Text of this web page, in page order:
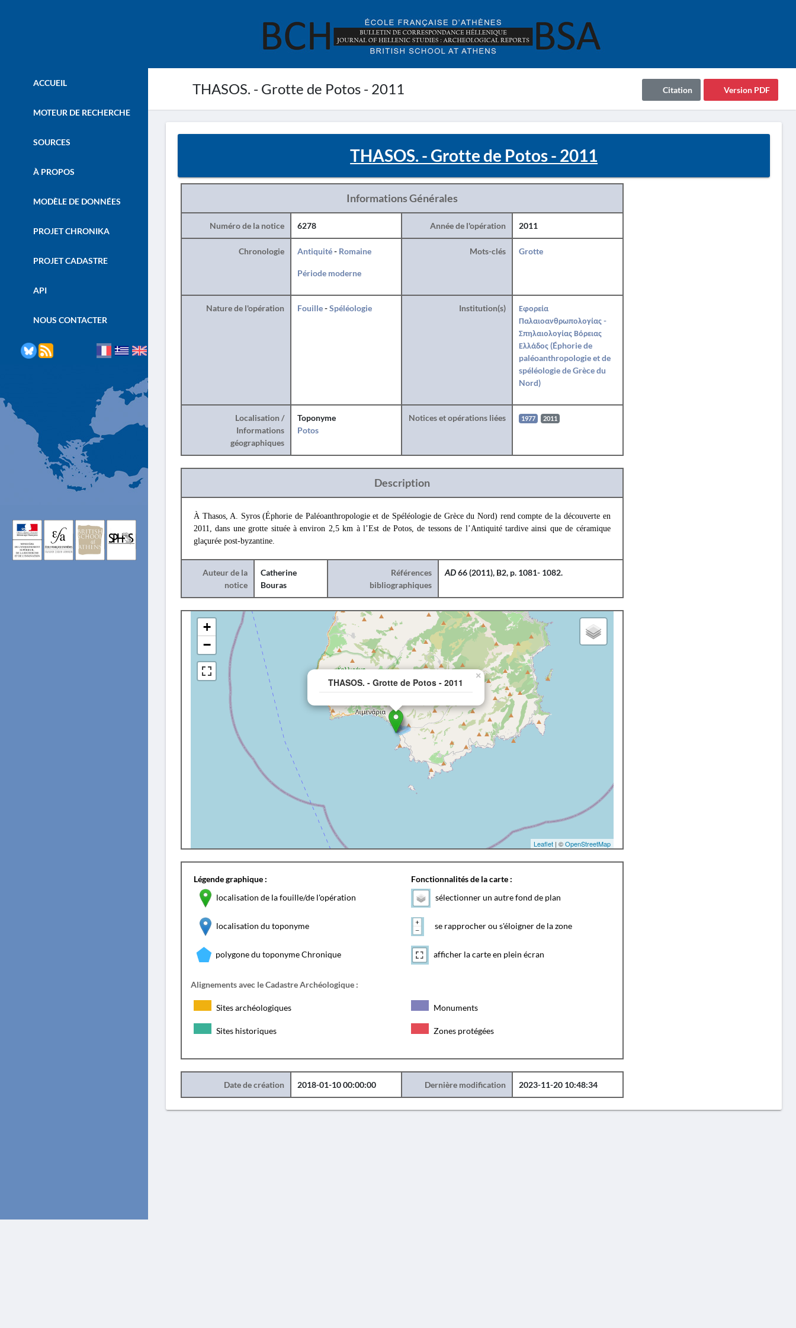
THASOS. - Grotte de Potos - 2011 Version PDF
Citation
ACCUEIL
MOTEUR DE RECHERCHE
SOURCES
À PROPOS
MODÈLE DE DONNÉES
PROJET CHRONIKA
PROJET CADASTRE
API
NOUS CONTACTER
THASOS. - Grotte de Potos - 2011
Informations Générales
Numéro de la notice 6278 Année de l'opération 2011
Chronologie Antiquité- Romaine
Période moderne
Mots-clés Grotte
Nature de l'opération Fouille-Spéléologie Institution(s)
Εφορεία
Παλαιοανθρωπολογίας -
Σπηλαιολογίας Βόρειας
Ελλάδος (Éphorie de
paléoanthropologie et de
spéléologie de Grèce du
Nord)
Localisation /
Informations
géographiques
Toponyme
Potos
Notices et opérations liées 1977 2011
Description
À Thasos, A. Syros (Éphorie de Paléoanthropologie et de Spéléologie de Grèce du Nord) rend compte de la découverte en
2011, dans une grotte située à environ 2,5 km à l’Est de Potos, de tessons de l’Antiquité tardive ainsi que de céramique
glaçurée post-byzantine.
Auteur de la
notice
Catherine
Bouras
Références
bibliographiques
AD66 (2011), B2, p. 1081- 1082.
THASOS. - Grotte de Potos - 2011
×
+
−
Leaflet| ©OpenStreetMap
Légende graphique :
localisation de la fouille/de l'opération
localisation du toponyme
polygone du toponyme Chronique
Fonctionnalités de la carte :
sélectionner un autre fond de plan
se rapprocher ou s'éloigner de la zone
afficher la carte en plein écran
Alignements avec le Cadastre Archéologique :
Sites archéologiques Monuments
Sites historiques Zones protégées
Date de création 2018-01-10 00:00:00 Dernière modification 2023-11-20 10:48:34